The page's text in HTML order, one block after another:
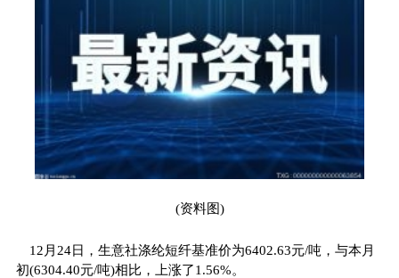
(资料图)
12月24日，生意社涤纶短纤基准价为6402.63元/吨，与本月
初(6304.40元/吨)相比，上涨了1.56%。